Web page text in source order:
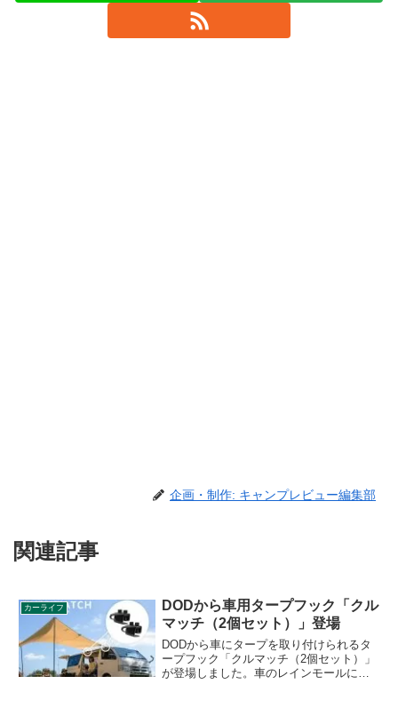
企画・制作: キャンプレビュー編集部
関連記事
カーライフ
DODから車用タープフック「クル
マッチ（2個セット）」登場
DODから車にタープを取り付けられるタ
ープフック「クルマッチ（2個セット）」
が登場しました。車のレインモールにク